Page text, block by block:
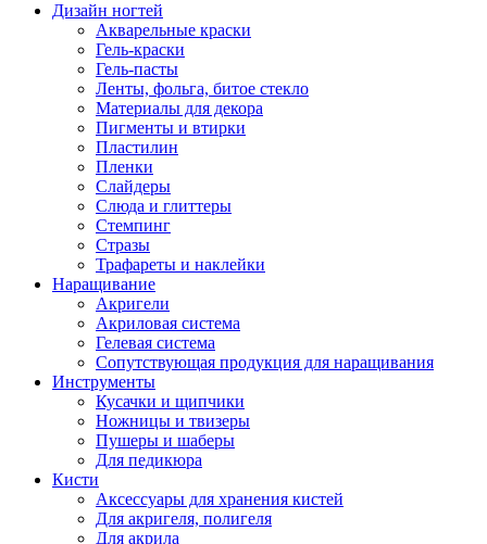
Дизайн ногтей
Акварельные краски
Гель-краски
Гель-пасты
Ленты, фольга, битое стекло
Материалы для декора
Пигменты и втирки
Пластилин
Пленки
Слайдеры
Слюда и глиттеры
Стемпинг
Стразы
Трафареты и наклейки
Наращивание
Акригели
Акриловая система
Гелевая система
Сопутствующая продукция для наращивания
Инструменты
Кусачки и щипчики
Ножницы и твизеры
Пушеры и шаберы
Для педикюра
Кисти
Аксессуары для хранения кистей
Для акригеля, полигеля
Для акрила